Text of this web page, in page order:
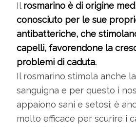
Il rosmarino è di origine
conosciuto per le sue
antibatteriche, che
capelli, favorendone la
problemi di caduta.
Il rosmarino stimola anche
sanguigna e per questo i
appaiono sani e setosi; è
molto efficace per scurire i